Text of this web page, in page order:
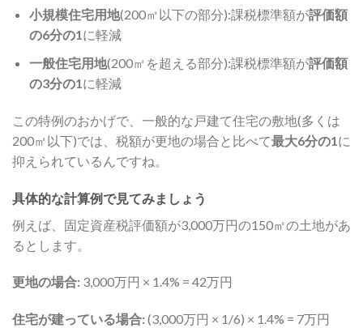
小規模住宅用地(200㎡以下の部分):課税標準額が評価額
の6分の1に軽減
一般住宅用地(200㎡を超える部分):課税標準額が評価額
の3分の1に軽減
この特例のおかげで、一般的な戸建て住宅の敷地(多くは
200㎡以下)では、税額が更地の場合と比べて最大6分の1 に
抑えられているんですね。
具体的な計算例で見てみましょう
例えば、固定資産税評価額が3,000万円の150㎡の土地があ
るとします。
更地の場合: 3,000万円 × 1.4% = 42万円
住宅が建っている場合:(3,000万円 × 1/6) × 1.4% = 7万円